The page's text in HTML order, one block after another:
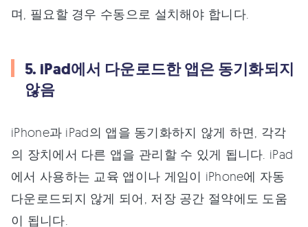
며, 필요할 경우 수동으로 설치해야 합니다.
5. iPad에서 다운로드한 앱은 동기화되지
않음
iPhone과 iPad의 앱을 동기화하지 않게 하면, 각각
의 장치에서 다른 앱을 관리할 수 있게 됩니다. iPad
에서 사용하는 교육 앱이나 게임이 iPhone에 자동
다운로드되지 않게 되어, 저장 공간 절약에도 도움
이 됩니다.